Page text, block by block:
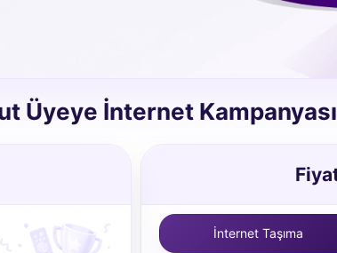
Üyeye İnternet Kampanyası
İnternet Taşıma